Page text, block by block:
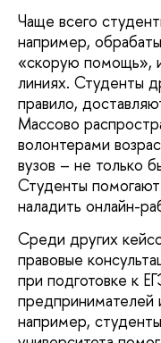
Чаще всего
например,
«скорую помощь»,
линиях. Студенты
правило,
Массово
волонтерами
вузов – не только
Студенты
наладить онлайн-
Среди других
правовые
при подготовке к
например,